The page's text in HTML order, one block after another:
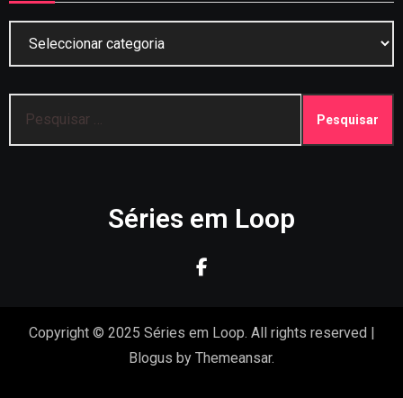
por:
Séries em Loop
Copyright © 2025 Séries em Loop. All rights reserved |
Blogus by Themeansar.